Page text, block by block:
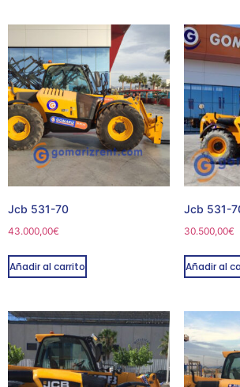
Jcb 531-70
43.000,00€
Añadir al carrito
Jcb 531-
30.500,00€
Añadir al